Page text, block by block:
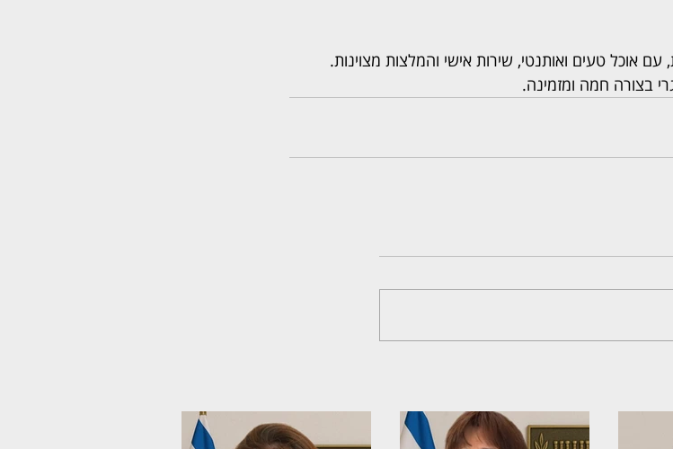
אוכל טעים ואותנטי, שירות אישי והמלצות מצוינות.
בצורה חמה ומזמינה.